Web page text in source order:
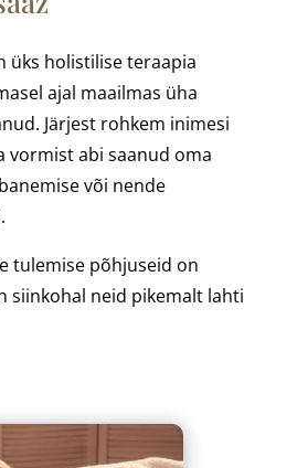
üks holistilise teraapia
ajal maailmas üha
Järjest rohkem inimesi
vormist abi saanud oma
või nende
tulemise põhjuseid on
siinkohal neid pikemalt lahti